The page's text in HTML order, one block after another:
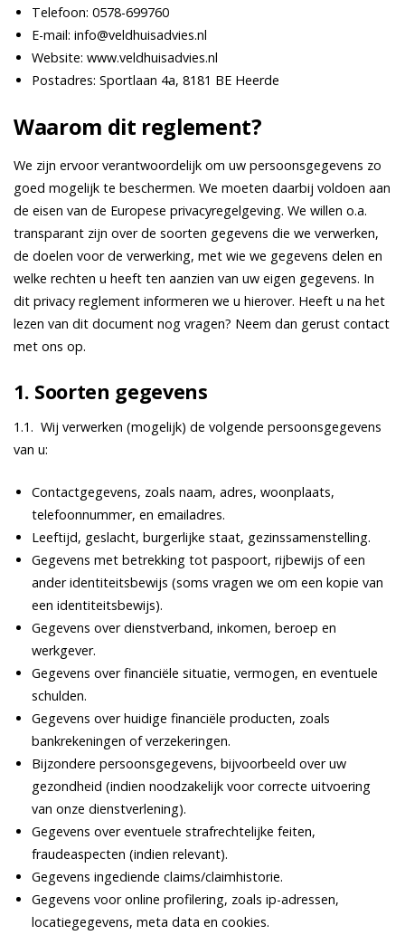
Telefoon: 0578-699760
E-mail: info@veldhuisadvies.nl
Website: www.veldhuisadvies.nl
Postadres: Sportlaan 4a, 8181 BE Heerde
Waarom dit reglement?
We zijn ervoor verantwoordelijk om uw persoonsgegevens zo
goed mogelijk te beschermen. We moeten daarbij voldoen aan
de eisen van de Europese privacyregelgeving. We willen o.a.
transparant zijn over de soorten gegevens die we verwerken,
de doelen voor de verwerking, met wie we gegevens delen en
welke rechten u heeft ten aanzien van uw eigen gegevens. In
dit privacy reglement informeren we u hierover. Heeft u na het
lezen van dit document nog vragen? Neem dan gerust contact
met ons op.
1. Soorten gegevens
1.1. Wij verwerken (mogelijk) de volgende persoonsgegevens
van u:
Contactgegevens, zoals naam, adres, woonplaats,
telefoonnummer, en emailadres.
Leeftijd, geslacht, burgerlijke staat, gezinssamenstelling.
Gegevens met betrekking tot paspoort, rijbewijs of een
ander identiteitsbewijs (soms vragen we om een kopie van
een identiteitsbewijs).
Gegevens over dienstverband, inkomen, beroep en
werkgever.
Gegevens over financiële situatie, vermogen, en eventuele
schulden.
Gegevens over huidige financiële producten, zoals
bankrekeningen of verzekeringen.
Bijzondere persoonsgegevens, bijvoorbeeld over uw
gezondheid (indien noodzakelijk voor correcte uitvoering
van onze dienstverlening).
Gegevens over eventuele strafrechtelijke feiten,
fraudeaspecten (indien relevant).
Gegevens ingediende claims/claimhistorie.
Gegevens voor online profilering, zoals ip-adressen,
locatiegegevens, meta data en cookies.